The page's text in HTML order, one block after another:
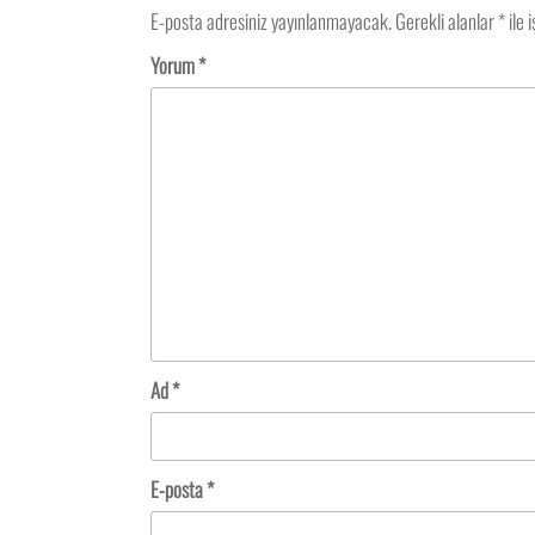
E-posta adresiniz yayınlanmayacak.Gerekli alanlar*ile
Yorum*
Ad*
E-posta*